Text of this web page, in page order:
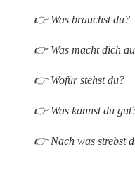
👉 Was brauchst du?
👉 Was macht dich
👉 Wofür stehst du?
👉 Was kannst du
👉 Nach was strebst